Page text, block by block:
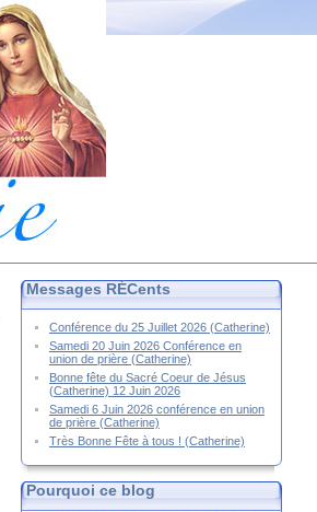
Messages RÉCents
Conférence du 25 Juillet 2026 (Catherine)
Samedi 20 Juin 2026 Conférence en
union de prière (Catherine)
Bonne fête du Sacré Coeur de Jésus
(Catherine) 12 Juin 2026
Samedi 6 Juin 2026 conférence en union
de prière (Catherine)
Très Bonne Fête à tous ! (Catherine)
Pourquoi ce blog